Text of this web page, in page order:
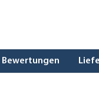
Bewertungen